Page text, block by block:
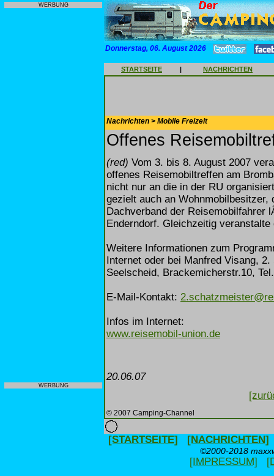
WERBUNG
WERBUNG
Donnerstag, 06. August 2026
STARTSEITE | NACHRICHTEN
Nachrichten > Mobile Freizeit
Offenes
(red) Vom 3. bis 8. August 2007
offenes Reisemobiltreffen am
nicht nur an die in der RU
gezielt auch an
Dachverband der Reisemobilfahrer
Enderndorf. Gleichzeitig
Weitere Informationen zum
Internet oder bei Manfred Visang,
Seelscheid, Brackemicherstr.10,
E-Mail-Kontakt:
Infos im Internet:
www.reisemobil-union.de
20.06.07
© 2007 Camping-Channel
[STARTSEITE] [NACHRICHTEN]
©2000-2018
[IMPRESSUM]